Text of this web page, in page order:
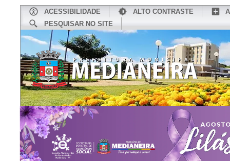
ACESSIBILIDADE ALTO CONTRASTE
PESQUISAR NO SITE
CONHEÇA MEDIANEIRA